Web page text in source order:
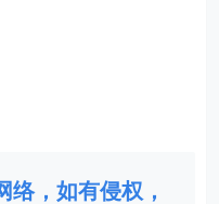
络，如有侵权，